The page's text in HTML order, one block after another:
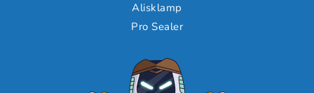
Alisklamp
Pro Sealer